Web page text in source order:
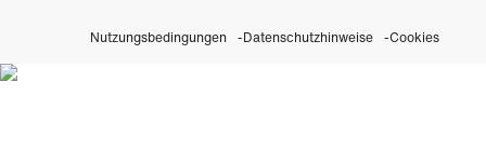
Nutzungsbedingungen Datenschutzhinweise Cookies